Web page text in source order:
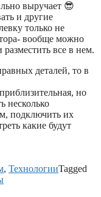
выручает 😎
и другие
только не
вообще можно
все в нем.
деталей, то в
но
несколько
подключить их
какие будут
, ТехнологииTagged